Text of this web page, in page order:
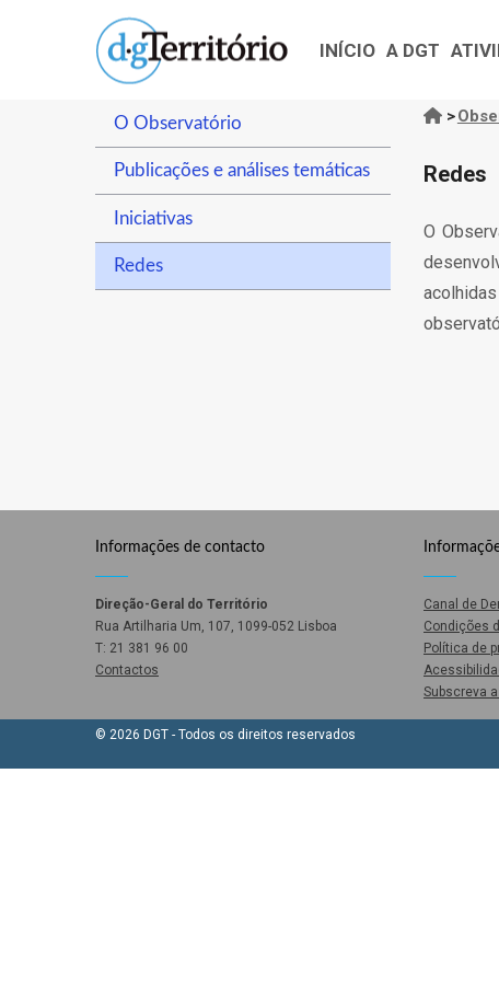
INÍCIO A DGT
>
Redes
O
O Observatório
Publicações e análises temáticas
Iniciativas
Redes
Informações de contacto
Direção-Geral do Território
Rua Artilharia Um, 107, 1099-052 Lisboa
T: 21 381 96 00
Contactos
Canal de
Condições
Política de
Subscreva
© 2026 DGT - Todos os direitos reservados